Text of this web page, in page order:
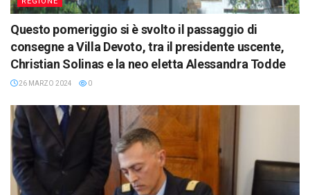
Questo pomeriggio si è svolto il passaggio di
consegne a Villa Devoto, tra il presidente uscente,
Christian Solinas e la neo eletta Alessandra Todde
26 MARZO 2024 0